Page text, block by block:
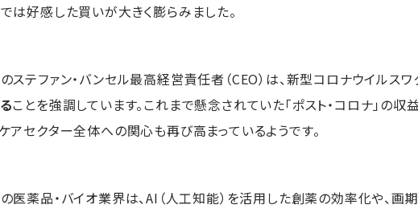
は好感した買いが大きく膨らみました。
ステファン・バンセル最高経営責任者（CEO）は、新型コロナウイルス
ことを強調しています。これまで懸念されていた「ポスト・コロナ」の
アセクター全体への関心も再び高まっているようです。
医薬品・バイオ業界は、AI（人工知能）を活用した創薬の効率化や、